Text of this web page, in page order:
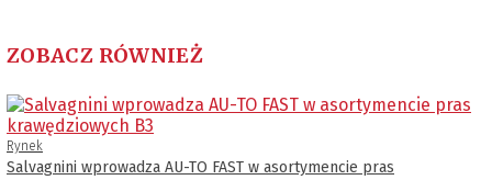
ZOBACZ RÓWNIEŻ
Rynek
Salvagnini wprowadza AU-TO FAST w asortymencie pras